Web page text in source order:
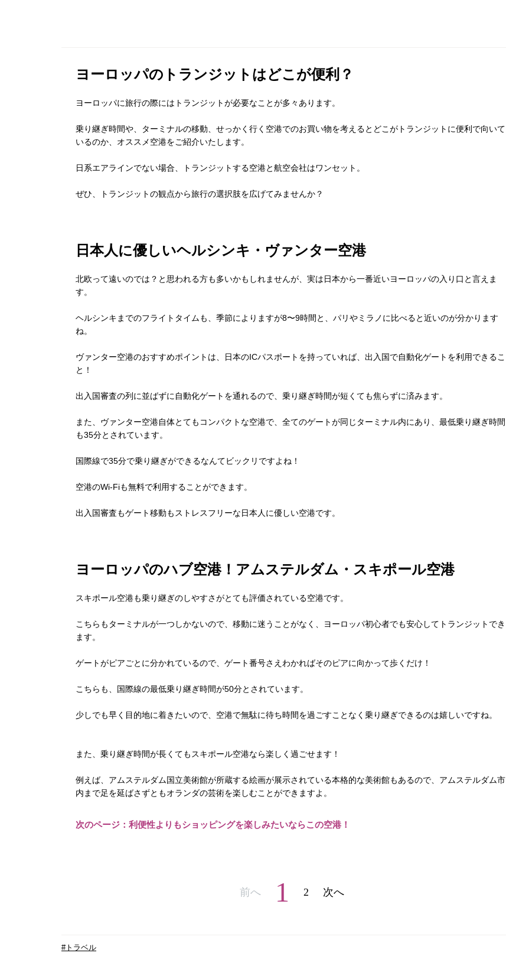
ヨーロッパのトランジットはどこが便利？
ヨーロッパに旅行の際にはトランジットが必要なことが多々あります。
乗り継ぎ時間や、ターミナルの移動、せっかく行く空港でのお買い物を考えるとどこがトランジットに便利で向いて
いるのか、オススメ空港をご紹介いたします。
日系エアラインでない場合、トランジットする空港と航空会社はワンセット。
ぜひ、トランジットの観点から旅行の選択肢を広げてみませんか？
日本人に優しいヘルシンキ・ヴァンター空港
北欧って遠いのでは？と思われる方も多いかもしれませんが、実は日本から一番近いヨーロッパの入り口と言えま
す。
ヘルシンキまでのフライトタイムも、季節によりますが8〜9時間と、パリやミラノに比べると近いのが分かります
ね。
ヴァンター空港のおすすめポイントは、日本のICパスポートを持っていれば、出入国で自動化ゲートを利用できるこ
と！
出入国審査の列に並ばずに自動化ゲートを通れるので、乗り継ぎ時間が短くても焦らずに済みます。
また、ヴァンター空港自体とてもコンパクトな空港で、全てのゲートが同じターミナル内にあり、最低乗り継ぎ時間
も35分とされています。
国際線で35分で乗り継ぎができるなんてビックリですよね！
空港のWi-Fiも無料で利用することができます。
出入国審査もゲート移動もストレスフリーな日本人に優しい空港です。
ヨーロッパのハブ空港！アムステルダム・スキポール空港
スキポール空港も乗り継ぎのしやすさがとても評価されている空港です。
こちらもターミナルが一つしかないので、移動に迷うことがなく、ヨーロッパ初心者でも安心してトランジットでき
ます。
ゲートがピアごとに分かれているので、ゲート番号さえわかればそのピアに向かって歩くだけ！
こちらも、国際線の最低乗り継ぎ時間が50分とされています。
少しでも早く目的地に着きたいので、空港で無駄に待ち時間を過ごすことなく乗り継ぎできるのは嬉しいですね。
また、乗り継ぎ時間が長くてもスキポール空港なら楽しく過ごせます！
例えば、アムステルダム国立美術館が所蔵する絵画が展示されている本格的な美術館もあるので、アムステルダム市
内まで足を延ばさずともオランダの芸術を楽しむことができますよ。
次のページ：利便性よりもショッピングを楽しみたいならこの空港！
前へ 1 2 次へ
#トラベル